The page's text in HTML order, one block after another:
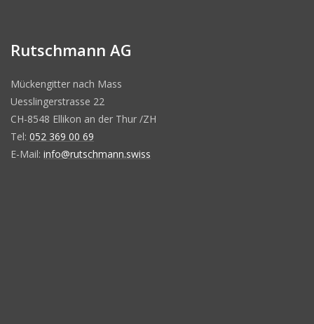
Rutschmann AG
Mückengitter nach Mass
Uesslingerstrasse 22
CH-8548 Ellikon an der Thur /ZH
Tel: 052 369 00 69
E-Mail: info@rutschmann.swiss